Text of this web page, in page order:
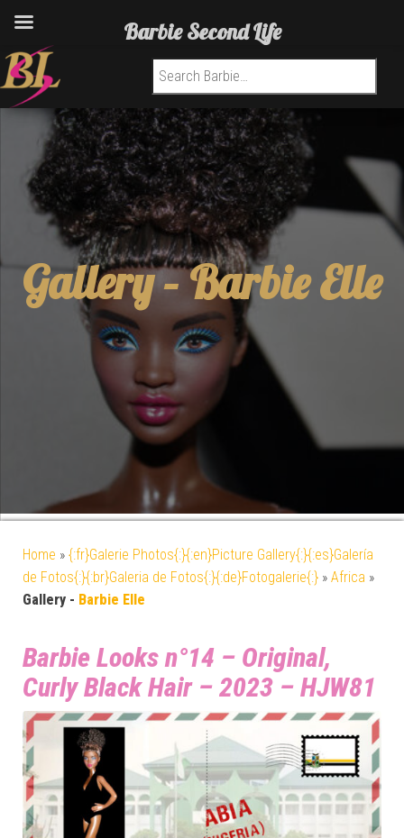
Search for:
Gallery –Barbie Elle
Home » {:fr}Galerie Photos{:}{:en}Picture Gallery{:}{:es}Galería
de Fotos{:}{:br}Galeria de Fotos{:}{:de}Fotogalerie{:} » Africa »
Gallery - Barbie Elle
Barbie Looks n°14 – Original,
Curly Black Hair – 2023 – HJW81
Barbie Second Life